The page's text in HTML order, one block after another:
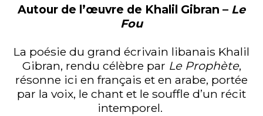
Autour de l’œuvre de Khalil Gibran – Le
Fou
La poésie du grand écrivain libanais Khalil
Gibran, rendu célèbre par Le Prophète,
résonne ici en français et en arabe, portée
par la voix, le chant et le souffle d’un récit
intemporel.